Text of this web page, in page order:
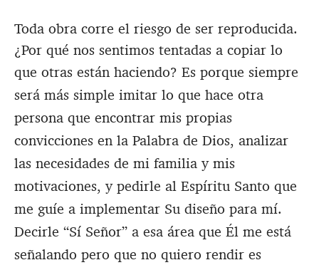
Toda obra corre el riesgo de ser reproducida.
¿Por qué nos sentimos tentadas a copiar lo
que otras están haciendo? Es porque siempre
será más simple imitar lo que hace otra
persona que encontrar mis propias
convicciones en la Palabra de Dios, analizar
las necesidades de mi familia y mis
motivaciones, y pedirle al Espíritu Santo que
me guíe a implementar Su diseño para mí.
Decirle “Sí Señor” a esa área que Él me está
señalando pero que no quiero rendir es